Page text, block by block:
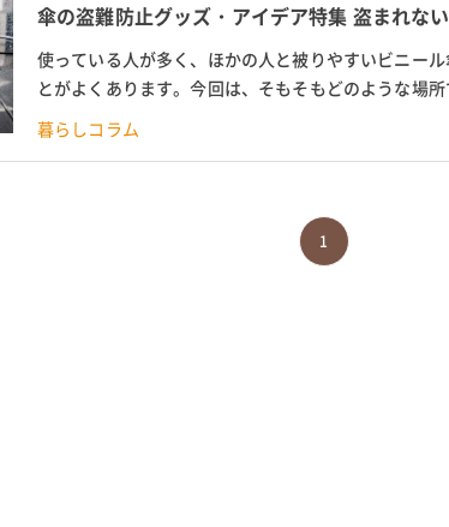
傘の盗難防止グッズ・アイデア特集 盗まれな
使っている人が多く、ほかの人と被りやすいビニー
とがよくあります。今回は、そもそもどのような場
を解説。さらに、傘につけられるおすすめの盗難防止...
暮らしコラム
1